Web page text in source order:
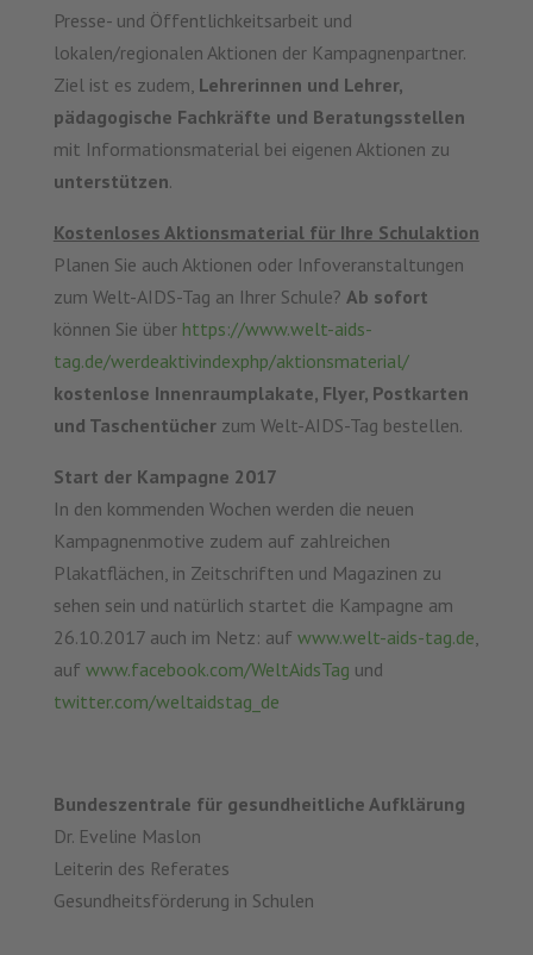
Presse- und Öffentlichkeitsarbeit und
lokalen/regionalen Aktionen der Kampagnenpartner.
Ziel ist es zudem, Lehrerinnen und Lehrer,
pädagogische Fachkräfte und Beratungsstellen
mit Informationsmaterial bei eigenen Aktionen zu
unterstützen.
Kostenloses Aktionsmaterial für Ihre Schulaktion
Planen Sie auch Aktionen oder Infoveranstaltungen
zum Welt-AIDS-Tag an Ihrer Schule? Ab sofort
können Sie über https://www.welt-aids-
tag.de/werdeaktivindexphp/aktionsmaterial/
kostenlose Innenraumplakate, Flyer, Postkarten
und Taschentücher zum Welt-AIDS-Tag bestellen.
Start der Kampagne 2017
In den kommenden Wochen werden die neuen
Kampagnenmotive zudem auf zahlreichen
Plakatflächen, in Zeitschriften und Magazinen zu
sehen sein und natürlich startet die Kampagne am
26.10.2017 auch im Netz: auf www.welt-aids-tag.de
auf www.facebook.com/WeltAidsTag und
twitter.com/weltaidstag_de
Bundeszentrale für gesundheitliche Aufklärung
Dr. Eveline Maslon
Leiterin des Referates
Gesundheitsförderung in Schulen